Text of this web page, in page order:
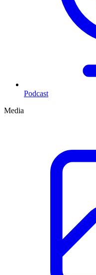
Podcast
Media